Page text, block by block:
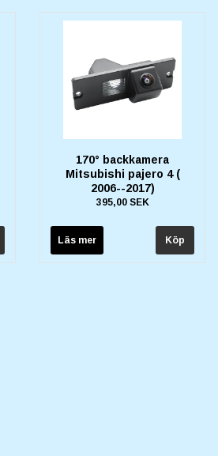
170° backkamera
Mitsubishi pajero 4 (
2006--2017)
395,00 SEK
Läs mer